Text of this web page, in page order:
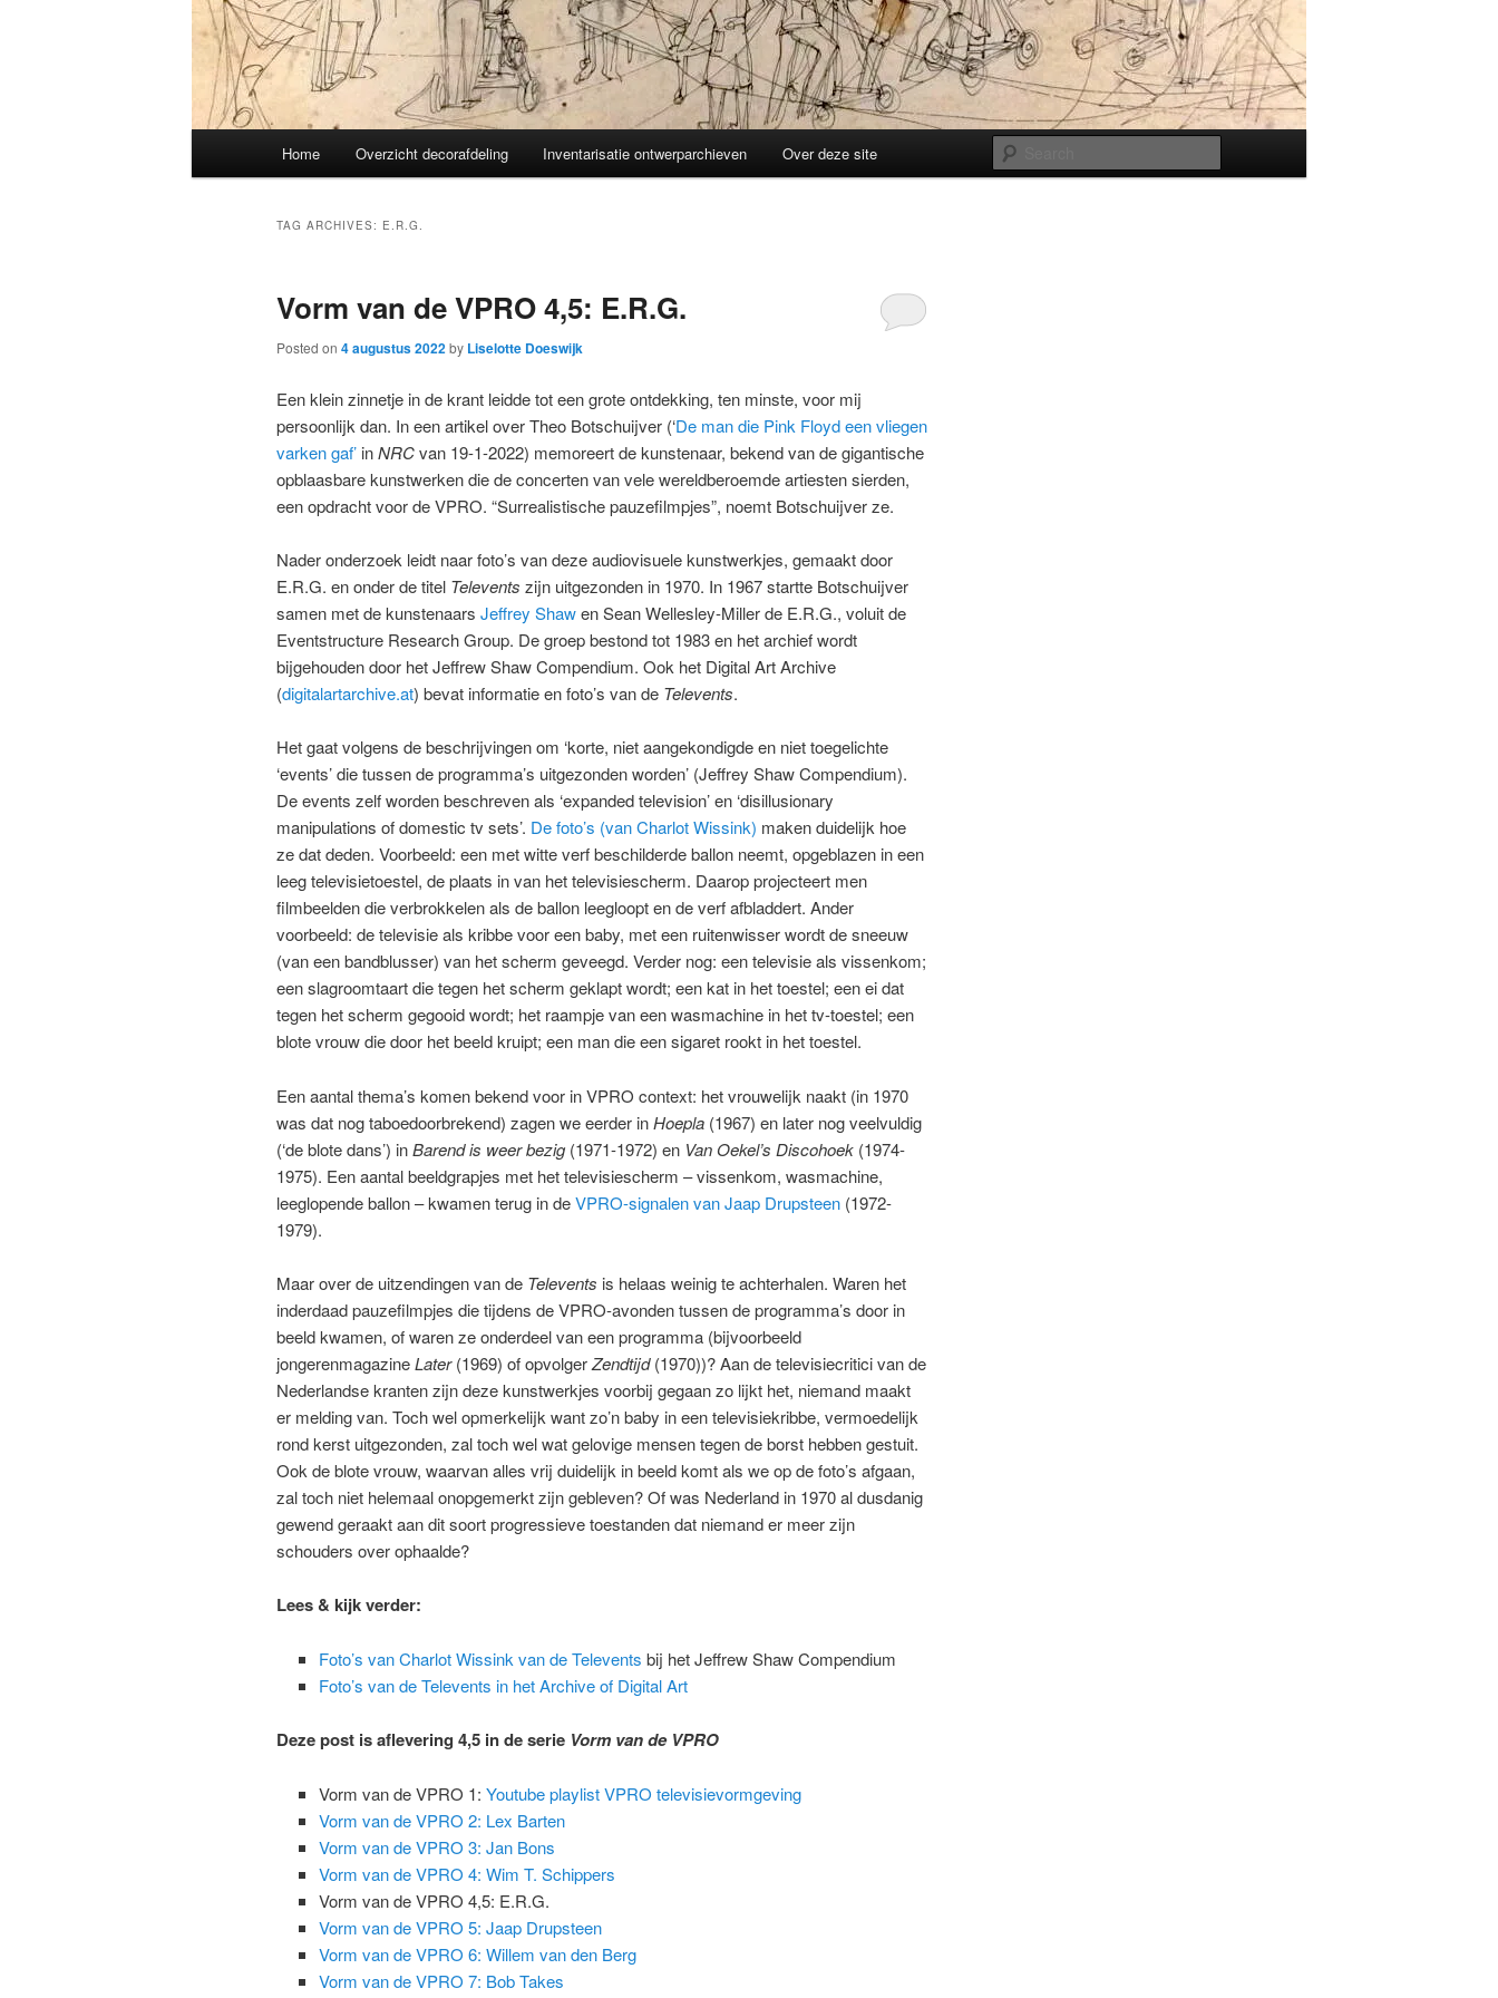
Home Overzicht decorafdeling Inventarisatie ontwerparchieven Over deze site
TAG ARCHIVES: E.R.G.
Vorm van de VPRO 4,5: E.R.G.
Posted on 4 augustus 2022by Liselotte Doeswijk
Een klein zinnetje in de krant leidde tot een grote ontdekking, ten minste, voor mij
persoonlijk dan. In een artikel over Theo Botschuijver (‘De man die Pink Floyd een vliegen
varken gaf’ inNRCvan 19-1-2022) memoreert de kunstenaar, bekend van de gigantische
opblaasbare kunstwerken die de concerten van vele wereldberoemde artiesten sierden,
een opdracht voor de VPRO. “Surrealistische pauzefilmpjes”, noemt Botschuijver ze.
Nader onderzoek leidt naar foto’s van deze audiovisuele kunstwerkjes, gemaakt door
E.R.G. en onder de titel Televents zijn uitgezonden in 1970. In 1967 startte Botschuijver
samen met de kunstenaars Jeffrey Shawen Sean Wellesley-Miller de E.R.G., voluit de
Eventstructure Research Group. De groep bestond tot 1983 en het archief wordt
bijgehouden door het Jeffrew Shaw Compendium. Ook het Digital Art Archive
(digitalartarchive.at) bevat informatie en foto’s van de Televents.
Het gaat volgens de beschrijvingen om ‘korte, niet aangekondigde en niet toegelichte
‘events’ die tussen de programma’s uitgezonden worden’ (Jeffrey Shaw Compendium).
De events zelf worden beschreven als ‘expanded television’ en ‘disillusionary
manipulations of domestic tv sets’. De foto’s (van Charlot Wissink) maken duidelijk hoe
ze dat deden. Voorbeeld: een met witte verf beschilderde ballon neemt, opgeblazen in een
leeg televisietoestel, de plaats in van het televisiescherm. Daarop projecteert men
filmbeelden die verbrokkelen als de ballon leegloopt en de verf afbladdert. Ander
voorbeeld: de televisie als kribbe voor een baby, met een ruitenwisser wordt de sneeuw
(van een bandblusser) van het scherm geveegd. Verder nog: een televisie als vissenkom;
een slagroomtaart die tegen het scherm geklapt wordt; een kat in het toestel; een ei dat
tegen het scherm gegooid wordt; het raampje van een wasmachine in het tv-toestel; een
blote vrouw die door het beeld kruipt; een man die een sigaret rookt in het toestel.
Een aantal thema’s komen bekend voor in VPRO context: het vrouwelijk naakt (in 1970
was dat nog taboedoorbrekend) zagen we eerder inHoepla (1967) en later nog veelvuldig
(‘de blote dans’) inBarend is weer bezig(1971-1972) en Van Oekel’s Discohoek (1974-
1975). Een aantal beeldgrapjes met het televisiescherm – vissenkom, wasmachine,
leeglopende ballon – kwamen terug in deVPRO-signalen van Jaap Drupsteen (1972-
1979).
Maar over de uitzendingen van de Televents is helaas weinig te achterhalen. Waren het
inderdaad pauzefilmpjes die tijdens de VPRO-avonden tussen de programma’s door in
beeld kwamen, of waren ze onderdeel van een programma (bijvoorbeeld
jongerenmagazineLater(1969) of opvolgerZendtijd(1970))? Aan de televisiecritici van de
Nederlandse kranten zijn deze kunstwerkjes voorbij gegaan zo lijkt het, niemand maakt
er melding van. Toch wel opmerkelijk want zo’n baby in een televisiekribbe, vermoedelijk
rond kerst uitgezonden, zal toch wel wat gelovige mensen tegen de borst hebben gestuit.
Ook de blote vrouw, waarvan alles vrij duidelijk in beeld komt als we op de foto’s afgaan,
zal toch niet helemaal onopgemerkt zijn gebleven? Of was Nederland in 1970 al dusdanig
gewend geraakt aan dit soort progressieve toestanden dat niemand er meer zijn
schouders over ophaalde?
Lees & kijk verder:
Foto’s van Charlot Wissink van de Televents bij het Jeffrew Shaw Compendium
Foto’s van de Televents in het Archive of Digital Art
Deze post is aflevering 4,5 in de serie Vorm van de VPRO
Vorm van de VPRO 1: Youtube playlist VPRO televisievormgeving
Vorm van de VPRO 2: Lex Barten
Vorm van de VPRO 3: Jan Bons
Vorm van de VPRO 4: Wim T. Schippers
Vorm van de VPRO 4,5: E.R.G.
Vorm van de VPRO 5: Jaap Drupsteen
Vorm van de VPRO 6: Willem van den Berg
Vorm van de VPRO 7: Bob Takes